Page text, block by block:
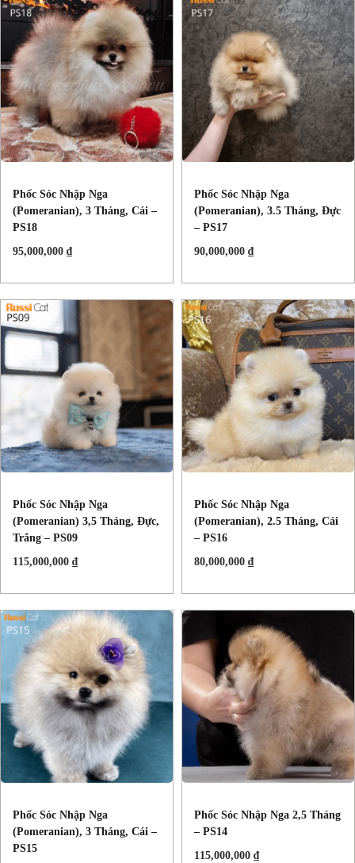
Phốc Sóc Nhập Nga
(Pomeranian), 3 Tháng, Cái –
PS18
95,000,000 ₫
Phốc Sóc Nhập Nga
(Pomeranian), 3.5 Tháng, Đực
– PS17
90,000,000 ₫
Phốc Sóc Nhập Nga
(Pomeranian) 3,5 Tháng, Đực,
Trắng – PS09
115,000,000 ₫
Phốc Sóc Nhập Nga
(Pomeranian), 2.5 Tháng, Cái
– PS16
80,000,000 ₫
Phốc Sóc Nhập Nga
(Pomeranian), 3 Tháng, Cái –
PS15
Phốc Sóc Nhập Nga 2,5 Tháng
– PS14
115,000,000 ₫